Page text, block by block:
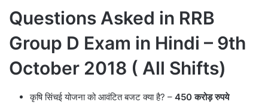
Questions Asked in RRB
Group D Exam in Hindi – 9th
October 2018 ( All Shifts)
कृषि सिंचई योजना को आवंटित बजट क्या है? – 450 करोड़ रुपये